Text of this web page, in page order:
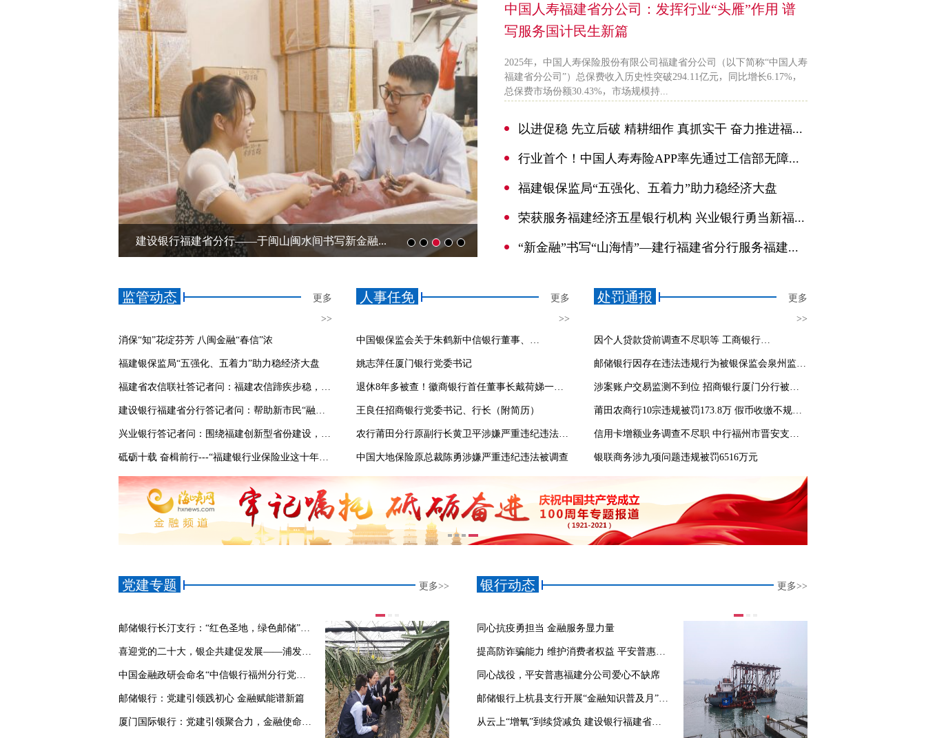
农发行福建省分行： 助力绘就八闽大地产业优百...
中国人寿福建省分公司：发挥行业“头雁”作用 谱
写服务国计民生新篇
2025年，中国人寿保险股份有限公司福建省分公司（以下简称“中国人寿
福建省分公司”）总保费收入历史性突破294.11亿元，同比增长6.17%，
总保费市场份额30.43%，市场规模持...
福建银保监局“五强化、五着力”助力稳经济大盘
监管动态
更多
>>
消保“知”花绽芬芳 八闽金融“春信”浓
福建银保监局“五强化、五着力”助力稳经济大盘
福建省农信联社答记者问：福建农信蹄疾步稳，砥砺奋进跨越发展
建设银行福建省分行答记者问：帮助新市民“融得入”“留得下”
兴业银行答记者问：围绕福建创新型省份建设，勇当主力军、排头兵
砥砺十载 奋楫前行---“福建银行业保险业这十年”新闻发布会召开
人事任免
更多
>>
中国银保监会关于朱鹤新中信银行董事、董事长的任职批复
姚志萍任厦门银行党委书记
退休8年多被查！徽商银行首任董事长戴荷娣一审宣判
王良任招商银行党委书记、行长（附简历）
农行莆田分行原副行长黄卫平涉嫌严重违纪违法被查！
中国大地保险原总裁陈勇涉嫌严重违纪违法被调查
处罚通报
更多
>>
因个人贷款贷前调查不尽职等 工商银行莆田枫亭支行被罚70万
邮储银行因存在违法违规行为被银保监会泉州监管分局行政处罚
涉案账户交易监测不到位 招商银行厦门分行被罚50万元
莆田农商行10宗违规被罚173.8万 假币收缴不规范等
信用卡增额业务调查不尽职 中行福州市晋安支行被罚
银联商务涉九项问题违规被罚6516万元
党建专题 更多>>
邮储银行长汀支行：“红色圣地，绿色邮储”党建品牌活动之金融活水引入红色塘背
喜迎党的二十大，银企共建促发展——浦发银行莆田分行党支部与福建华峰新材料党支部签订党建共建协议
中国金融政研会命名“中信银行福州分行党建馆” 为“红色金融教育基地”
邮储银行：党建引领践初心 金融赋能谱新篇
厦门国际银行：党建引领聚合力，金融使命勇担当
银行动态 更多>>
同心抗疫勇担当 金融服务显力量
提高防诈骗能力 维护消费者权益 平安普惠福建泉州分公司维C行动走进社区
同心战役，平安普惠福建分公司爱心不缺席
邮储银行上杭县支行开展“金融知识普及月” 反洗钱宣教活动
从云上“增氧”到续贷减负 建设银行福建省分行金融活水不断倾力抗疫助企